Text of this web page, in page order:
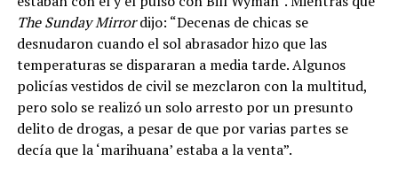
The Sunday Mirrordijo: “Decenas de chicas se
desnudaron cuando el sol abrasador hizo que las
temperaturas se dispararan a media tarde. Algunos
policías vestidos de civil se mezclaron con la multitud,
pero solo se realizó un solo arresto por un presunto
delito de drogas, a pesar de que por varias partes se
decía que la ‘marihuana’ estaba a la venta”.